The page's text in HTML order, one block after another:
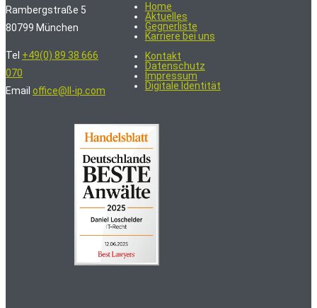
Rambergstraße 5
80799 München
Tel +49(0) 89 38 666
070
Email office@ll-ip.com
Home
Aktuelles
Gegnerliste
Karriere bei uns
Kontakt
Datenschutz
Impressum
Digitale Identität